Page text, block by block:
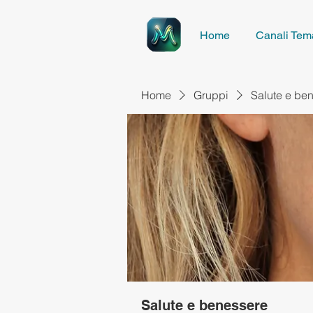
Home Canali
Home Gruppi Salute e
Salute e benessere